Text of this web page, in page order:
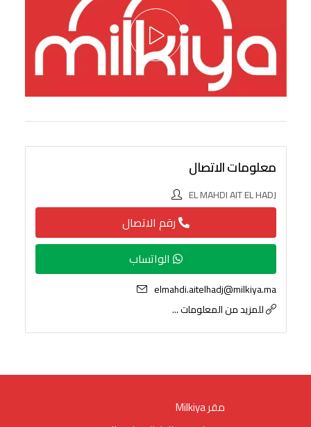
معلومات الاتصال
EL MAHDI AIT EL HADJ
رقم الاتصال
الواتساب
elmahdi.aitelhadj@milkiya.ma
للمزيد من المعلومات ...
Milkiya مقر